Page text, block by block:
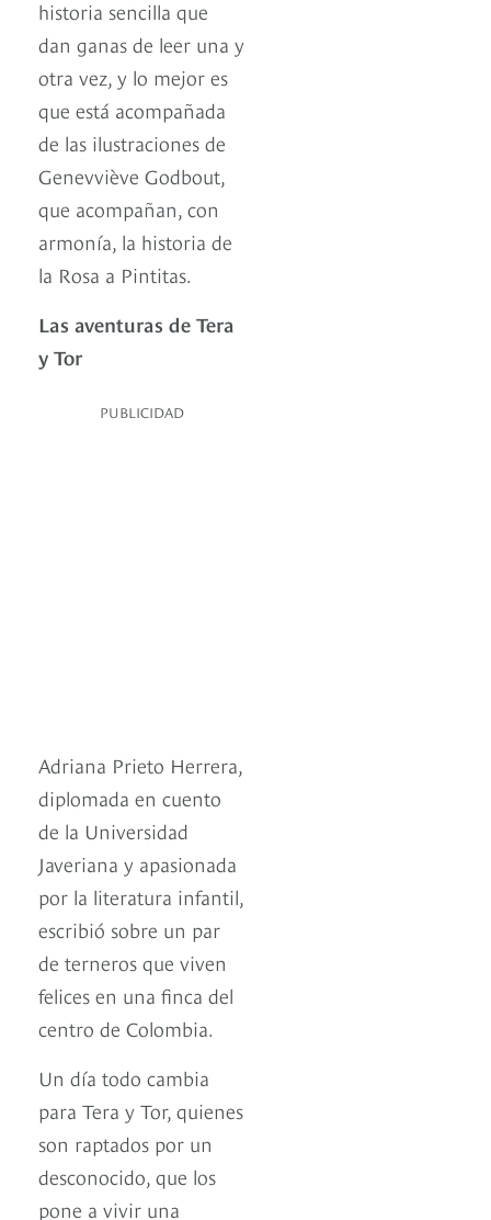
historia sencilla que
dan ganas de leer una y
otra vez, y lo mejor es
que está acompañada
de las ilustraciones de
Genevviève Godbout,
que acompañan, con
armonía, la historia de
la Rosa a Pintitas.
Las aventuras de Tera
y Tor
PUBLICIDAD
Adriana Prieto Herrera,
diplomada en cuento
de la Universidad
Javeriana y apasionada
por la literatura infantil,
escribió sobre un par
de terneros que viven
felices en una finca del
centro de Colombia.
Un día todo cambia
para Tera y Tor, quienes
son raptados por un
desconocido, que los
pone a vivir una